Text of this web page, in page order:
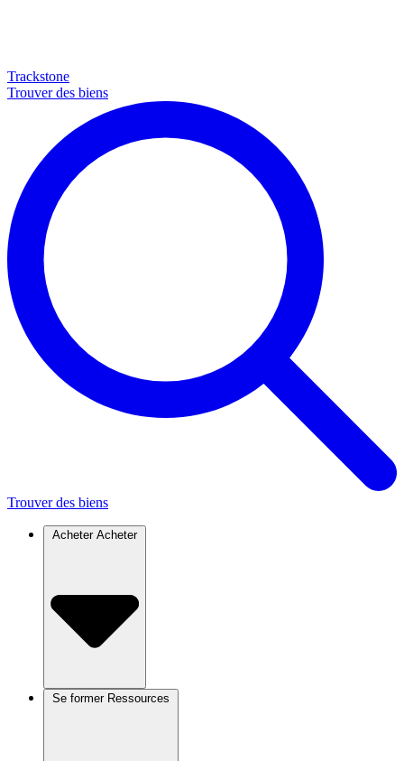
Trackstone
Trouver des biens
Trouver des biens
Acheter Acheter
Se former